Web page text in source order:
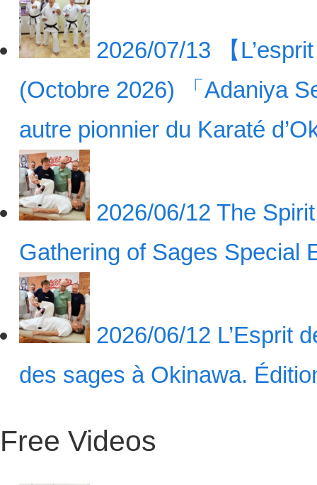
2026/07/13 【
(Octobre 2026) 「Adaniya
autre pionnier du Karaté
2026/06/12 The
Gathering of Sages Special
2026/06/12 L’Esprit
des sages à Okinawa.
Free Videos